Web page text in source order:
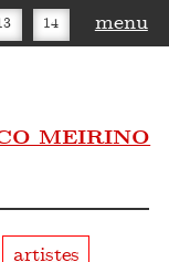
14 menu
MEIRINO
artistes